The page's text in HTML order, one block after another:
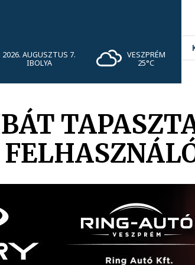
2026. AUGUSZTUS 7.
IBOLYA
VESZPRÉM
25°C